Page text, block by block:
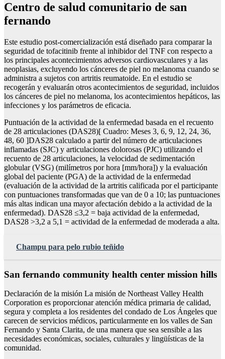
Centro de salud comunitario de san
fernando
Este estudio post-comercialización está diseñado para comparar la
seguridad de tofacitinib frente al inhibidor del TNF con respecto a
los principales acontecimientos adversos cardiovasculares y a las
neoplasias, excluyendo los cánceres de piel no melanoma cuando se
administra a sujetos con artritis reumatoide. En el estudio se
recogerán y evaluarán otros acontecimientos de seguridad, incluidos
los cánceres de piel no melanoma, los acontecimientos hepáticos, las
infecciones y los parámetros de eficacia.
Puntuación de la actividad de la enfermedad basada en el recuento
de 28 articulaciones (DAS28)[ Cuadro: Meses 3, 6, 9, 12, 24, 36,
48, 60 ]DAS28 calculado a partir del número de articulaciones
inflamadas (SJC) y articulaciones dolorosas (PJC) utilizando el
recuento de 28 articulaciones, la velocidad de sedimentación
globular (VSG) (milímetros por hora [mm/hora]) y la evaluación
global del paciente (PGA) de la actividad de la enfermedad
(evaluación de la actividad de la artritis calificada por el participante
con puntuaciones transformadas que van de 0 a 10; las puntuaciones
más altas indican una mayor afectación debido a la actividad de la
enfermedad). DAS28 ≤3,2 = baja actividad de la enfermedad,
DAS28 >3,2 a 5,1 = actividad de la enfermedad de moderada a alta.
Champu para pelo rubio teñido
San fernando community health center mission hills
Declaración de la misión La misión de Northeast Valley Health
Corporation es proporcionar atención médica primaria de calidad,
segura y completa a los residentes del condado de Los Ángeles que
carecen de servicios médicos, particularmente en los valles de San
Fernando y Santa Clarita, de una manera que sea sensible a las
necesidades económicas, sociales, culturales y lingüísticas de la
comunidad.